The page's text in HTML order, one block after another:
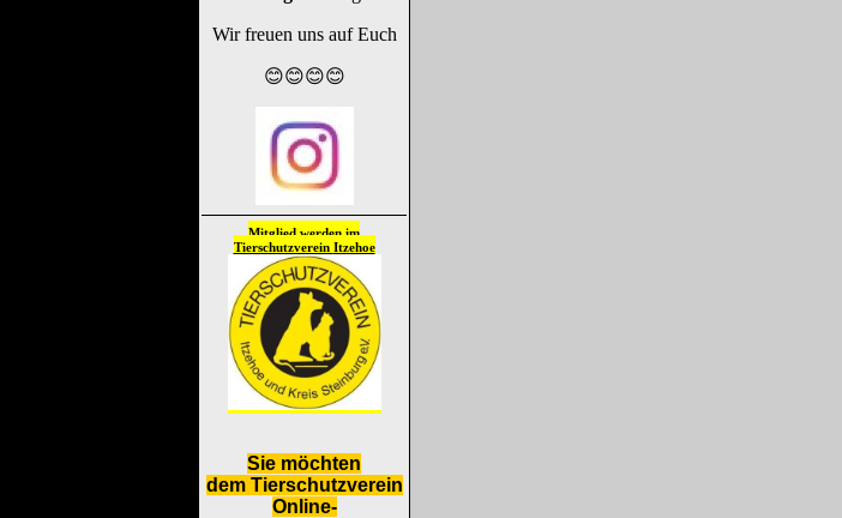
Wir freuen uns auf Euch
😊😊😊😊
Mitglied werden im
Tierschutzverein Itzehoe
Sie möchten
dem Tierschutzverein
Online-